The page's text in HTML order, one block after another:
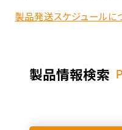
製品発送スケジュールに
製品情報検索